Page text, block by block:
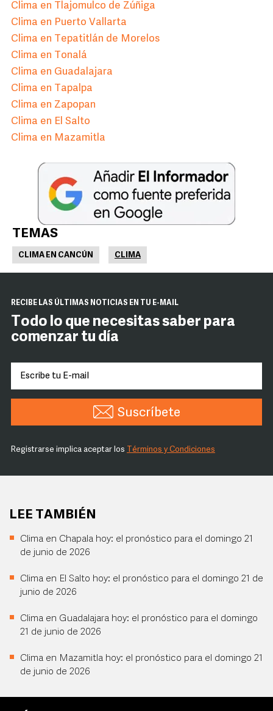
Clima en Tlajomulco de Zúñiga
Clima en Puerto Vallarta
Clima en Tepatitlán de Morelos
Clima en Tonalá
Clima en Guadalajara
Clima en Tapalpa
Clima en Zapopan
Clima en El Salto
Clima en Mazamitla
TEMAS
CLIMA EN CANCÚN CLIMA
RECIBE LAS ÚLTIMAS NOTICIAS EN TU E-MAIL
Todo lo que necesitas saber para
comenzar tu día
Suscríbete
Registrarse implica aceptar los Términos y Condiciones
LEE TAMBIÉN
Clima en Chapala hoy: el pronóstico para el domingo 21
de junio de 2026
Clima en El Salto hoy: el pronóstico para el domingo 21 de
junio de 2026
Clima en Guadalajara hoy: el pronóstico para el domingo
21 de junio de 2026
Clima en Mazamitla hoy: el pronóstico para el domingo 21
de junio de 2026